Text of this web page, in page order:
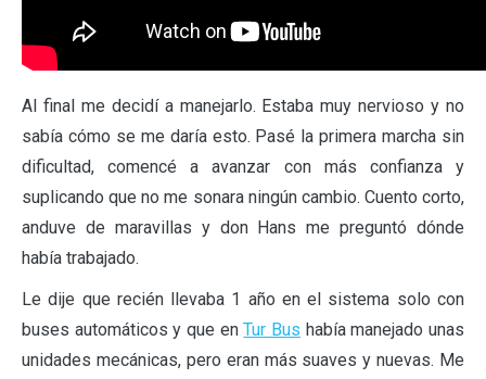
Al final me decidí a manejarlo. Estaba muy nervioso y no
sabía cómo se me daría esto. Pasé la primera marcha sin
dificultad, comencé a avanzar con más confianza y
suplicando que no me sonara ningún cambio. Cuento corto,
anduve de maravillas y don Hans me preguntó dónde
había trabajado.
Le dije que recién llevaba 1 año en el sistema solo con
buses automáticos y que enTur Bus había manejado unas
unidades mecánicas, pero eran más suaves y nuevas. Me